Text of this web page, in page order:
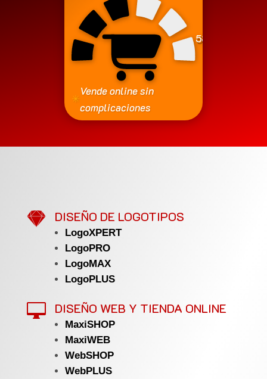
580
✳
Vende online sin
complicaciones
 DISEÑO DE LOGOTIPOS
LogoXPERT
LogoPRO
LogoMAX
LogoPLUS
 DISEÑO WEB Y TIENDA ONLINE
MaxiSHOP
MaxiWEB
WebSHOP
WebPLUS